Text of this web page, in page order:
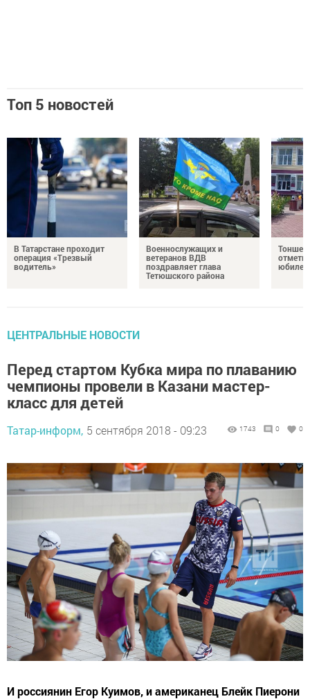
Топ 5 новостей
В Татарстане проходит
операция «Трезвый
водитель»
Военнослужащих и
ветеранов ВДВ
поздравляет глава
Тетюшского района
юбилей
ЦЕНТРАЛЬНЫЕ НОВОСТИ
Перед стартом Кубка мира по плаванию
чемпионы провели в Казани мастер-
класс для детей
Татар-информ, 5 сентября 2018 - 09:23 1743 0 0
И россиянин Егор Куимов, и американец Блейк Пиерони